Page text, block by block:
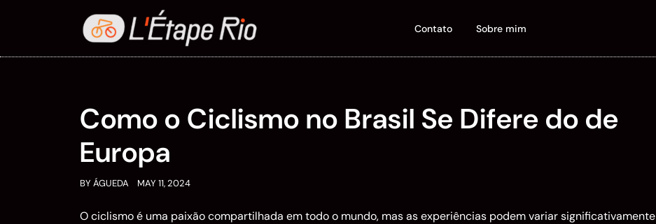
Contato Sobre mim
Como o Ciclismo no Brasil Se Difere do de
Europa
BY ÁGUEDA MAY 11, 2024
O ciclismo é uma paixão compartilhada em todo o mundo, mas as experiências podem variar significativamente